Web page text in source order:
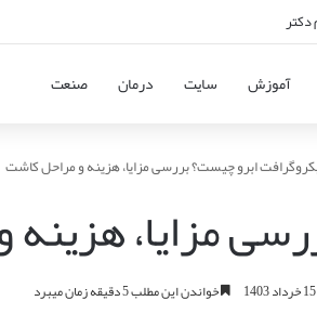
دکتر
آموزش سایت درمان صنعت
ابرو چیست؟ بررسی مزایا، هزینه و مراحل کاشت
مزایا،
خواندن این مطلب 5 دقیقه زمان میبرد